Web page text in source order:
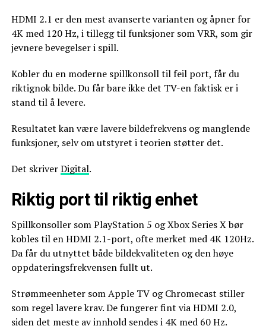
HDMI 2.1 er den mest avanserte varianten og åpner for
4K med 120 Hz, i tillegg til funksjoner som VRR, som gir
jevnere bevegelser i spill.
Kobler du en moderne spillkonsoll til feil port, får du
riktignok bilde. Du får bare ikke det TV-en faktisk er i
stand til å levere.
Resultatet kan være lavere bildefrekvens og manglende
funksjoner, selv om utstyret i teorien støtter det.
Det skriverDigital.
Riktig port til riktig enhet
Spillkonsoller som PlayStation 5 og Xbox Series X bør
kobles til en HDMI 2.1-port, ofte merket med 4K 120Hz.
Da får du utnyttet både bildekvaliteten og den høye
oppdateringsfrekvensen fullt ut.
Strømmeenheter som Apple TV og Chromecast stiller
som regel lavere krav. De fungerer fint via HDMI 2.0,
siden det meste av innhold sendes i 4K med 60 Hz.